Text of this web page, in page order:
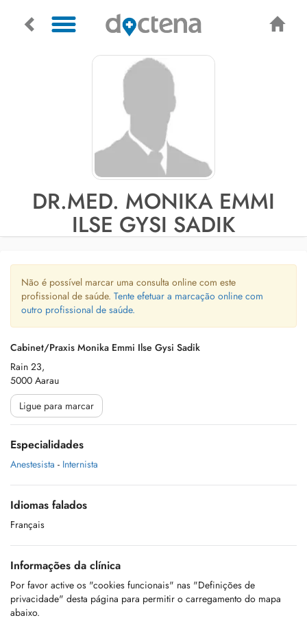
DR.MED. MONIKA EMMI
ILSE GYSI SADIK
Não é possível marcar uma consulta online com este
profissional de saúde. Tente efetuar a marcação online com
outro profissional de saúde.
Cabinet/Praxis Monika Emmi Ilse Gysi Sadik
Rain 23,
5000 Aarau
Ligue para marcar
Especialidades
Anestesista - Internista
Idiomas falados
Français
Informações da clínica
Por favor active os "cookies funcionais" nas "Definições de
privacidade" desta página para permitir o carregamento do mapa
abaixo.